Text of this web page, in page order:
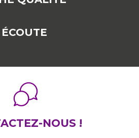
NOUS !